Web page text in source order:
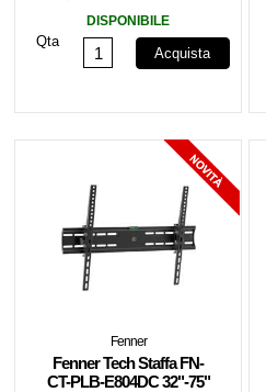
Bianca
DISPONIBILE
Qta
Acquista
Fenner
Fenner Tech Staffa FN-
CT-PLB-E804DC 32"-75"